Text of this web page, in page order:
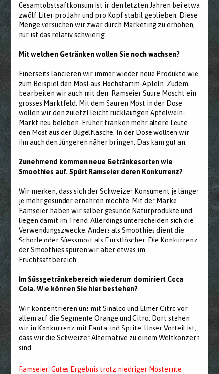
Gesamtobstsaftkonsum ist in den letzten Jahren bei etwa
zwölf Liter pro Jahr und pro Kopf stabil geblieben. Diese
Menge versuchen wir zwar durch Marketing zu erhöhen,
nur ist das relativ schwierig.
Mit welchen Getränken wollen Sie noch wachsen?
Einerseits lancieren wir immer wieder neue Produkte wie
zum Beispiel den Most aus Hochstamm-Äpfeln. Zudem
bearbeiten wir auch mit dem Ramseier Suure Moscht ein
grosses Marktfeld. Mit dem Sauren Most in der Dose
wollen wir den zuletzt leicht rückläufigen Apfelwein-
Markt neu beleben. Früher tranken mehr ältere Leute
den Most aus der Bügelflasche. In der Dose wollten wir
ihn auch den Jüngeren näher bringen. Das kam gut an.
Zunehmend kommen neue Getränkesorten wie
Smoothies auf. Spürt Ramseier deren Konkurrenz?
Wir merken, dass sich der Schweizer Konsument je länger
je mehr gesünder ernähren möchte. Mit der Marke
Ramseier haben wir selber gesunde Naturprodukte und
liegen damit im Trend. Allerdings unterscheiden sich die
Verwendungszwecke: Anders als Smoothies dient die
Schorle oder Süessmost als Durstlöscher. Die Konkurrenz
der Smoothies spüren wir aber etwas im
Fruchtsaftbereich.
Im Süssgetränkebereich wiederum dominiert Coca
Cola. Wie können Sie hier bestehen?
Wir konzentrieren uns mit Sinalco und Elmer Citro vor
allem auf die Segmente Orange und Citro. Dort stehen
wir in Konkurrenz mit Fanta und Sprite. Unser Vorteil ist,
dass wir die Schweizer Alternative zu einem Weltkonzern
sind.
Ramseier: Gutes Ergebnis trotz niedriger Mosternte